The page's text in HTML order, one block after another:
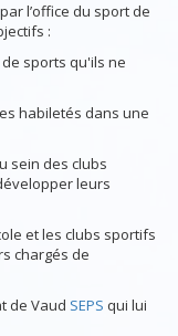
l’office du sport de
:
sports qu'ils ne
habiletés dans une
sein des clubs
leurs
et les clubs sportifs
chargés de
de Vaud SEPS qui lui